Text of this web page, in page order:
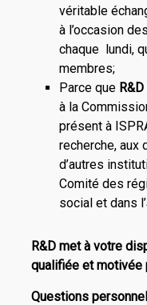
véritable
à l’occasion
chaque lundi,
membres;
Parce queR&D
à la
présent à
recherche, aux
d’autres
Comité des
social et dans
R&D met à votre
qualifiée et motivée
Questions